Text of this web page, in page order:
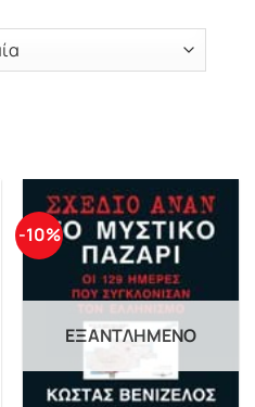
-10%
ΕΞΑΝΤΛΗΜΈΝΟ